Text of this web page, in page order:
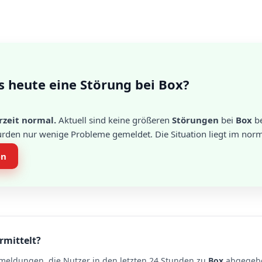
heute eine Störung bei Box?
normal. Aktuell sind keine größeren Störungen bei Box
nur wenige Probleme gemeldet. Die Situation liegt im